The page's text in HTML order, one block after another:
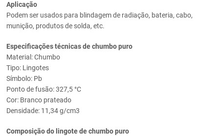
Aplicação
Podem ser usados para blindagem de radiação, bateria, cabo,
munição, produtos de solda, etc.
Especificações técnicas de chumbo puro
Material: Chumbo
Tipo: Lingotes
Símbolo: Pb
Ponto de fusão: 327,5 °C
Cor: Branco prateado
Densidade: 11,34 g/cm3
Composição do lingote de chumbo puro